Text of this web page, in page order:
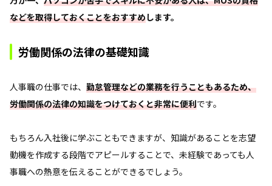
などを取得しておくことをおすすめします。
労働関係の法律の基礎知識
人事職の仕事では、 勤怠管理などの業務を行うこともあるため、
労働関係の法律の知識をつけておくと非常に便利です。
もちろん入社後に学ぶこともできますが、知識があることを志望
動機を作成する段階でアピールすることで、未経験であっても人
事職への熱意を伝えることができるでしょう。